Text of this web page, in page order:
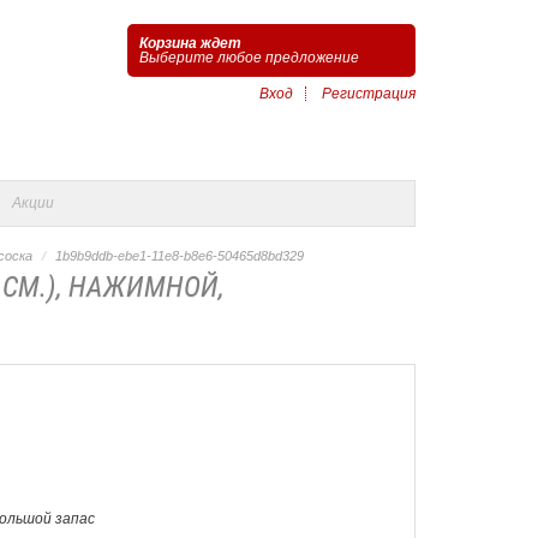
Корзина ждет
Выберите любое предложение
Вход Регистрация
Акции
1b9b9ddb-ebe1-11e8-b8e6-50465d8bd329
НАЖИМНОЙ,
запас